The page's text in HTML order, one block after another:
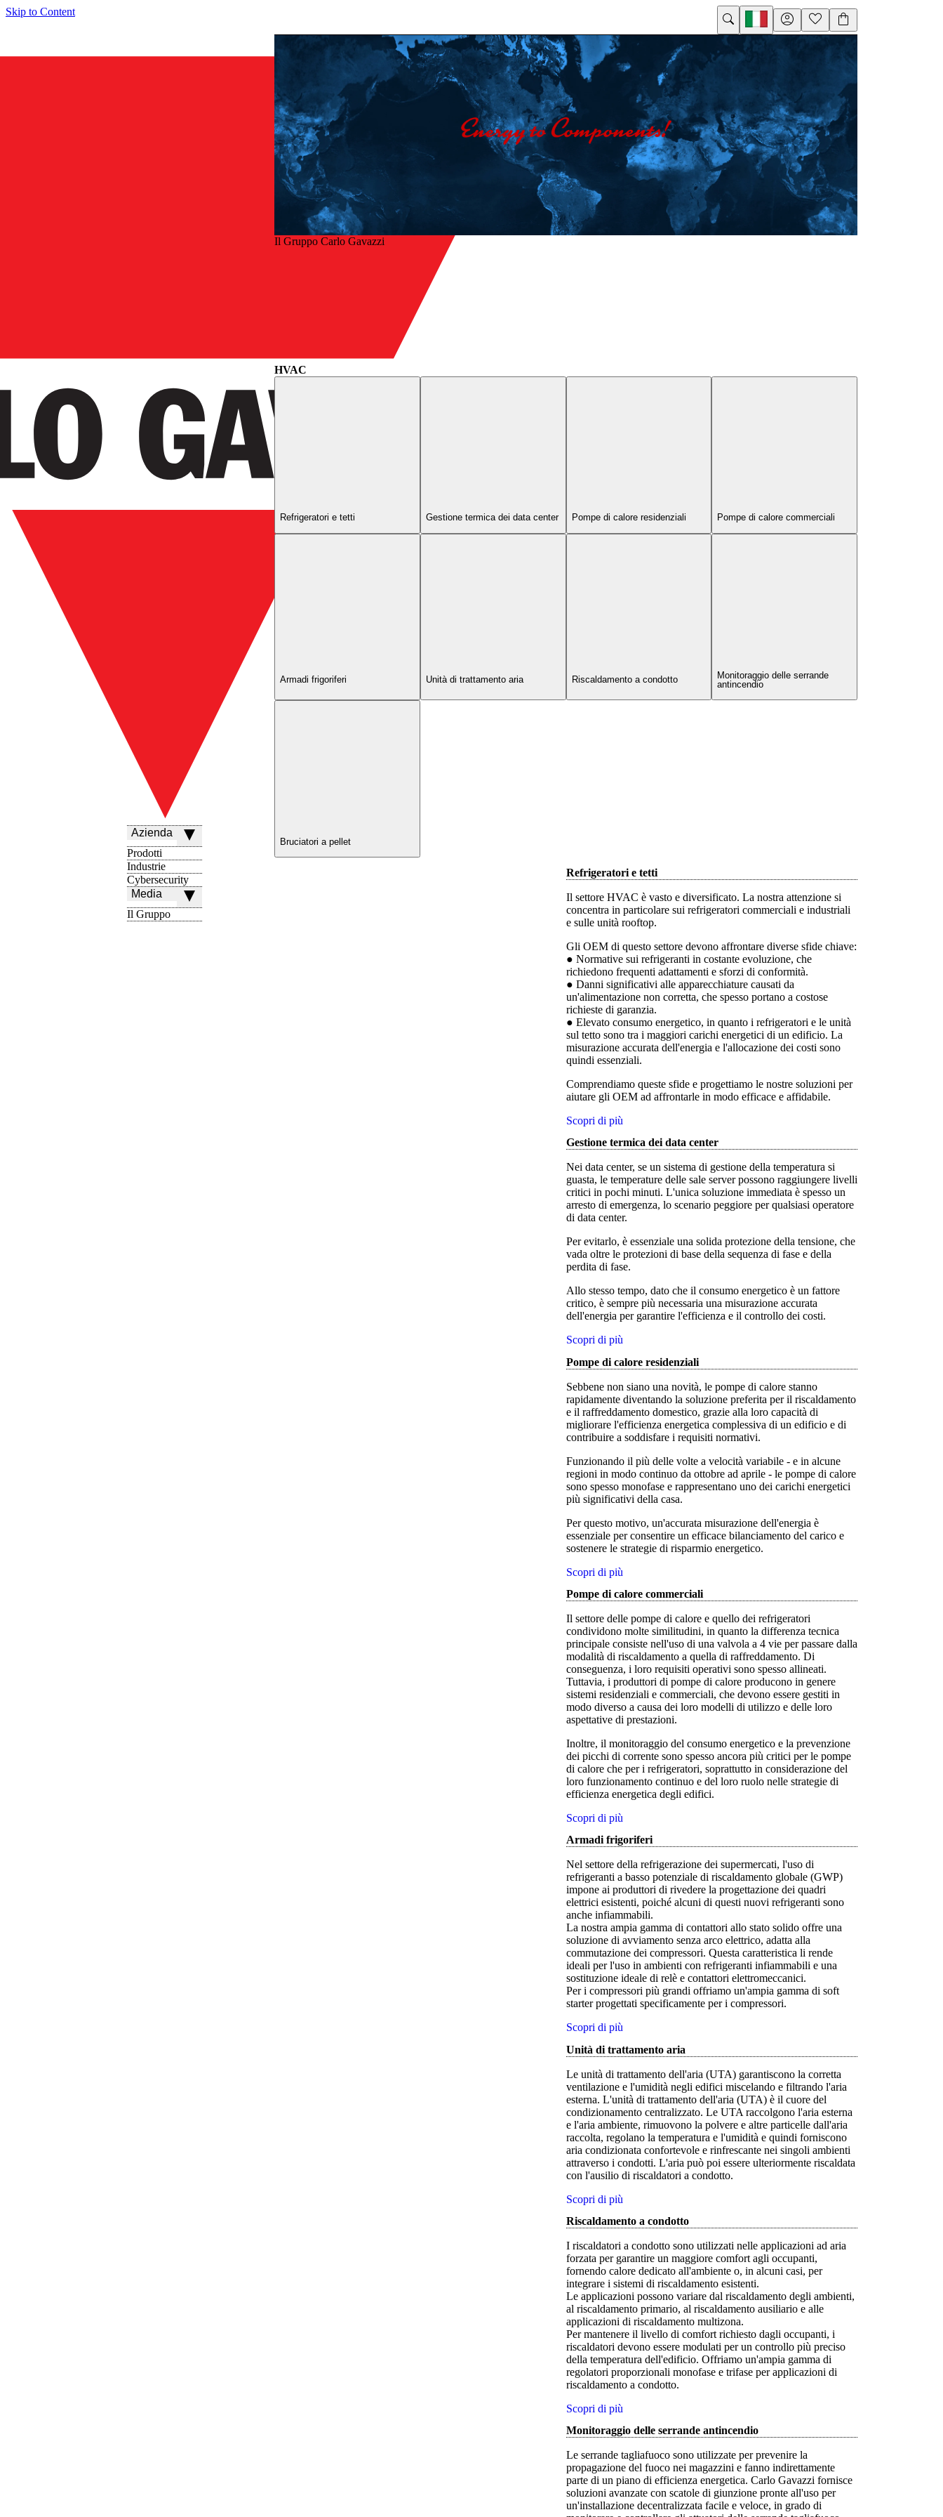
Skip to Content
Azienda
Prodotti
Industrie
Cybersecurity
Media
Il Gruppo
Il Gruppo Carlo Gavazzi
HVAC
Refrigeratori e tetti Gestione termica dei data center Pompe di calore residenziali Pompe di calore commerciali
Armadi frigoriferi Unità di trattamento aria Riscaldamento a condotto
Monitoraggio delle serrande
antincendio
Bruciatori a pellet
Refrigeratori e tetti
Il settore HVAC è vasto e diversificato. La nostra attenzione si
concentra in particolare sui refrigeratori commerciali e industriali
e sulle unità rooftop.
Gli OEM di questo settore devono affrontare diverse sfide chiave:
● Normative sui refrigeranti in costante evoluzione, che
richiedono frequenti adattamenti e sforzi di conformità.
● Danni significativi alle apparecchiature causati da
un'alimentazione non corretta, che spesso portano a costose
richieste di garanzia.
● Elevato consumo energetico, in quanto i refrigeratori e le unità
sul tetto sono tra i maggiori carichi energetici di un edificio. La
misurazione accurata dell'energia e l'allocazione dei costi sono
quindi essenziali.
Comprendiamo queste sfide e progettiamo le nostre soluzioni per
aiutare gli OEM ad affrontarle in modo efficace e affidabile.
Scopri di più
Gestione termica dei data center
Nei data center, se un sistema di gestione della temperatura si
guasta, le temperature delle sale server possono raggiungere livelli
critici in pochi minuti. L'unica soluzione immediata è spesso un
arresto di emergenza, lo scenario peggiore per qualsiasi operatore
di data center.
Per evitarlo, è essenziale una solida protezione della tensione, che
vada oltre le protezioni di base della sequenza di fase e della
perdita di fase.
Allo stesso tempo, dato che il consumo energetico è un fattore
critico, è sempre più necessaria una misurazione accurata
dell'energia per garantire l'efficienza e il controllo dei costi.
Scopri di più
Pompe di calore residenziali
Sebbene non siano una novità, le pompe di calore stanno
rapidamente diventando la soluzione preferita per il riscaldamento
e il raffreddamento domestico, grazie alla loro capacità di
migliorare l'efficienza energetica complessiva di un edificio e di
contribuire a soddisfare i requisiti normativi.
Funzionando il più delle volte a velocità variabile - e in alcune
regioni in modo continuo da ottobre ad aprile - le pompe di calore
sono spesso monofase e rappresentano uno dei carichi energetici
più significativi della casa.
Per questo motivo, un'accurata misurazione dell'energia è
essenziale per consentire un efficace bilanciamento del carico e
sostenere le strategie di risparmio energetico.
Scopri di più
Pompe di calore commerciali
Il settore delle pompe di calore e quello dei refrigeratori
condividono molte similitudini, in quanto la differenza tecnica
principale consiste nell'uso di una valvola a 4 vie per passare dalla
modalità di riscaldamento a quella di raffreddamento. Di
conseguenza, i loro requisiti operativi sono spesso allineati.
Tuttavia, i produttori di pompe di calore producono in genere
sistemi residenziali e commerciali, che devono essere gestiti in
modo diverso a causa dei loro modelli di utilizzo e delle loro
aspettative di prestazioni.
Inoltre, il monitoraggio del consumo energetico e la prevenzione
dei picchi di corrente sono spesso ancora più critici per le pompe
di calore che per i refrigeratori, soprattutto in considerazione del
loro funzionamento continuo e del loro ruolo nelle strategie di
efficienza energetica degli edifici.
Scopri di più
Armadi frigoriferi
Nel settore della refrigerazione dei supermercati, l'uso di
refrigeranti a basso potenziale di riscaldamento globale (GWP)
impone ai produttori di rivedere la progettazione dei quadri
elettrici esistenti, poiché alcuni di questi nuovi refrigeranti sono
anche infiammabili.
La nostra ampia gamma di contattori allo stato solido offre una
soluzione di avviamento senza arco elettrico, adatta alla
commutazione dei compressori. Questa caratteristica li rende
ideali per l'uso in ambienti con refrigeranti infiammabili e una
sostituzione ideale di relè e contattori elettromeccanici.
Per i compressori più grandi offriamo un'ampia gamma di soft
starter progettati specificamente per i compressori.
Scopri di più
Unità di trattamento aria
Le unità di trattamento dell'aria (UTA) garantiscono la corretta
ventilazione e l'umidità negli edifici miscelando e filtrando l'aria
esterna. L'unità di trattamento dell'aria (UTA) è il cuore del
condizionamento centralizzato. Le UTA raccolgono l'aria esterna
e l'aria ambiente, rimuovono la polvere e altre particelle dall'aria
raccolta, regolano la temperatura e l'umidità e quindi forniscono
aria condizionata confortevole e rinfrescante nei singoli ambienti
attraverso i condotti. L'aria può poi essere ulteriormente riscaldata
con l'ausilio di riscaldatori a condotto.
Scopri di più
Riscaldamento a condotto
I riscaldatori a condotto sono utilizzati nelle applicazioni ad aria
forzata per garantire un maggiore comfort agli occupanti,
fornendo calore dedicato all'ambiente o, in alcuni casi, per
integrare i sistemi di riscaldamento esistenti.
Le applicazioni possono variare dal riscaldamento degli ambienti,
al riscaldamento primario, al riscaldamento ausiliario e alle
applicazioni di riscaldamento multizona.
Per mantenere il livello di comfort richiesto dagli occupanti, i
riscaldatori devono essere modulati per un controllo più preciso
della temperatura dell'edificio. Offriamo un'ampia gamma di
regolatori proporzionali monofase e trifase per applicazioni di
riscaldamento a condotto.
Scopri di più
Monitoraggio delle serrande antincendio
Le serrande tagliafuoco sono utilizzate per prevenire la
propagazione del fuoco nei magazzini e fanno indirettamente
parte di un piano di efficienza energetica. Carlo Gavazzi fornisce
soluzioni avanzate con scatole di giunzione pronte all'uso per
un'installazione decentralizzata facile e veloce, in grado di